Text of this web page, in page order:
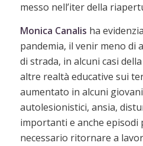
messo nell’iter della
Monica Canalis ha
pandemia, il venir meno di
di strada, in alcuni casi
altre realtà educative sui
aumentato in alcuni
autolesionistici, ansia,
importanti e anche episodi
necessario ritornare a